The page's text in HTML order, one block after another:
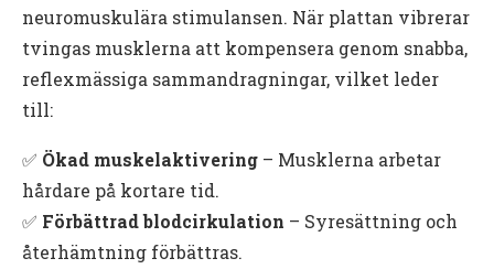
neuromuskulära stimulansen. När plattan vibrerar
tvingas musklerna att kompensera genom snabba,
reflexmässiga sammandragningar, vilket leder
till:
✅ Ökad muskelaktivering – Musklerna arbetar
hårdare på kortare tid.
✅ Förbättrad blodcirkulation – Syresättning och
återhämtning förbättras.